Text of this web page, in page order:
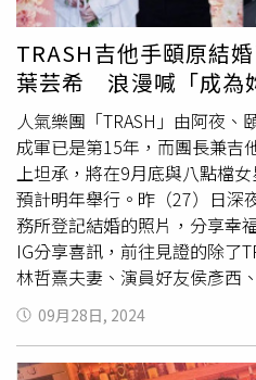
自己是「相信信念的」，來來
「我口乾舌燥的，不想跟你講
有參賽者挺進節目終極挑戰「
宅傳言一道題目，成為唯一答
問她今天是穿紅內褲，還是身
「月事來」，確實發揮「見紅
運氣真的旺一點」，高雋雅回
讓全場大笑。
TRASH吉他手頤原結
葉芸希 浪漫喊「成為
人氣樂團「TRASH」由阿夜
成軍已是第15年，而團長兼吉
上坦承，將在9月底與八點檔
預計明年舉行。昨（27）日深
務所登記結婚的照片，分享幸
IG分享喜訊，前往見證的除了
林哲熹夫妻、演員好友侯彥西
陳沐青、洪于晴以及主持人吳
人，而TRASH主唱阿夜更抱
除了甜蜜照片外，頤原也感性
09月28日, 2024